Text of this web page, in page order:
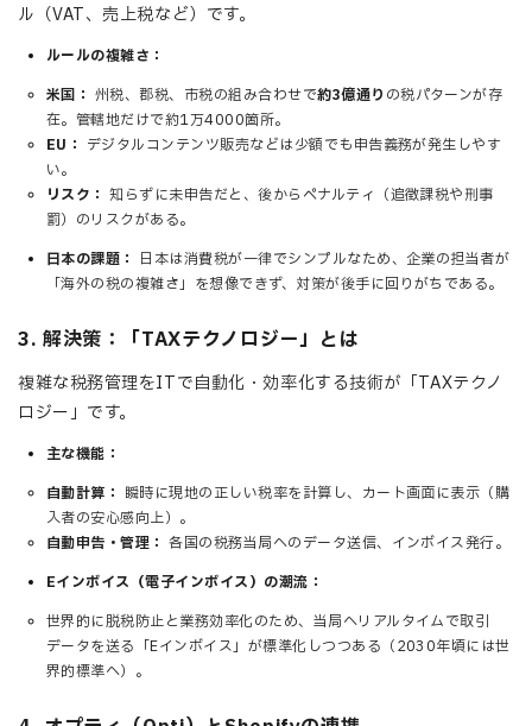
ル（VAT、売上税など）です。
ルールの複雑さ：
米国： 州税、郡税、市税の組み合わせで約3億通り の税パターンが存
在。管轄地だけで約1万4000箇所。
EU： デジタルコンテンツ販売などは少額でも申告義務が発生しやす
い。
リスク： 知らずに未申告だと、後からペナルティ（追徴課税や刑事
罰）のリスクがある。
日本の課題：
日本は消費税が一律でシンプルなため、企業の担当者が
「海外の税の複雑さ」を想像できず、対策が後手に回りがちである。
3. 解決策：「TAXテクノロジー」とは
複雑な税務管理をITで自動化・効率化する技術が「TAXテクノ
ロジー」です。
主な機能：
自動計算： 瞬時に現地の正しい税率を計算し、カート画面に表示（購
入者の安心感向上）。
自動申告・管理： 各国の税務当局へのデータ送信、インボイス発行。
Eインボイス（電子インボイス）の潮流：
世界的に脱税防止と業務効率化のため、当局へリアルタイムで取引
データを送る「Eインボイス」が標準化しつつある（2030年頃には世
界的標準へ）。